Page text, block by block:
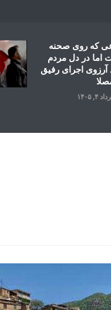
که روی صحنه
اما در دل مردم
آرزوی اجرای رفیق
۴, ۱۴۰۵